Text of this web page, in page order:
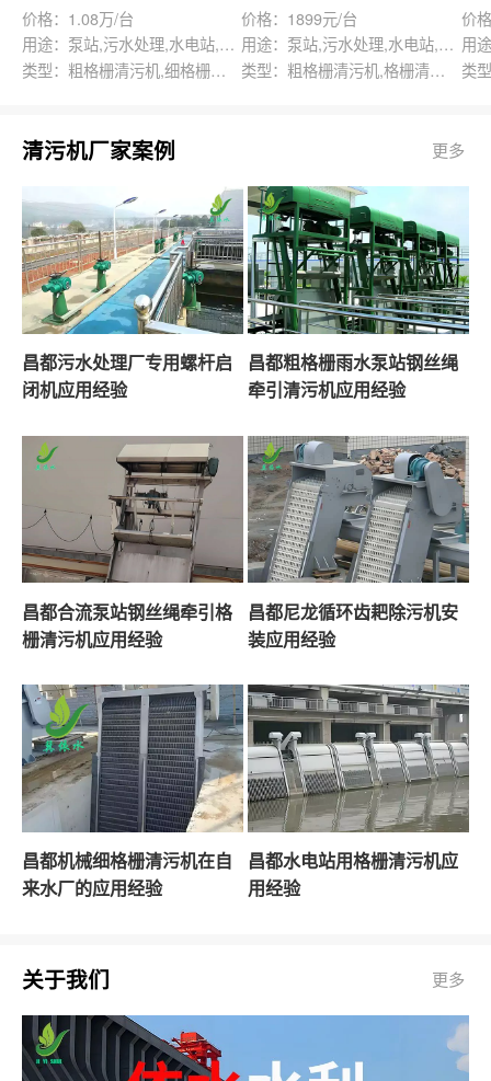
价格：1.08万/台
用途：泵站,污水处理,水电站,自来水厂,渠道,水产养殖,化工,纺织,给排水工程
类型：粗格栅清污机,细格栅清污机,格栅清污机,回转式清污机
价格：1899元/台
用途：泵站,污水处理,水电站,自来水厂,给排水工程
类型：粗格栅清污机,格栅清污机,回转式清污机
价
清污机厂家案例 更多
昌都污水处理厂专用螺杆启
闭机应用经验
昌都粗格栅雨水泵站钢丝绳
牵引清污机应用经验
昌都合流泵站钢丝绳牵引格
栅清污机应用经验
昌都尼龙循环齿耙除污机安
装应用经验
昌都机械细格栅清污机在自
来水厂的应用经验
昌都水电站用格栅清污机应
用经验
关于我们 更多